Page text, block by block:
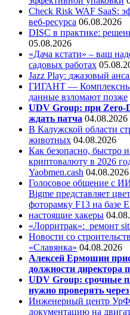
Check Risk WAF SaaS:
веб-ресурса 06.08.2026
DISC в практике:
05.08.2026
«Дача кстати» – ваш
садовых работах
Jazz Play: джазовый
ГИГАНТ —
данные взломают позже
UDV Group: при Zero-
ждать патча 04.08.2026
В Калужской области
животных 04.08.2026
Как безопасно, быстро
криптовалюту в 2026
Yaobmen.cash 04.08.2026
Голосовое общение с
Bigme представляет
фоторамку F13 на базе
настоящие хакеры
«Лорритрак»: ремонт
Новости со
«Славянка» 04.08.2026
Алексей Ермошин
должности директора
UDV Group: срочные
нужно проверять
Инженерный центр
документацию на